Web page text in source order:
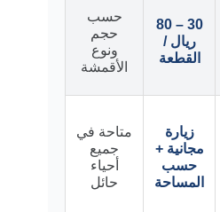
30 – 80
ريال /
القطعة
حسب
حجم
ونوع
الأقمشة
زيارة
مجانية +
حسب
المساحة
متاحة في
جميع
أحياء
حائل